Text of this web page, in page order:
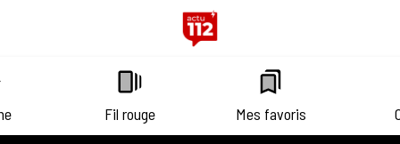
Fil rouge Mes favoris